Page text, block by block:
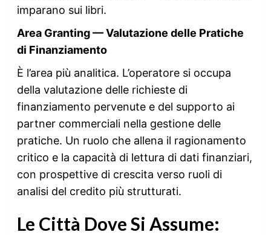
imparano sui libri.
Area Granting — Valutazione delle Pratiche
di Finanziamento
È l’area più analitica. L’operatore si occupa
della valutazione delle richieste di
finanziamento pervenute e del supporto ai
partner commerciali nella gestione delle
pratiche. Un ruolo che allena il ragionamento
critico e la capacità di lettura di dati finanziari,
con prospettive di crescita verso ruoli di
analisi del credito più strutturati.
Le Città Dove Si Assume: